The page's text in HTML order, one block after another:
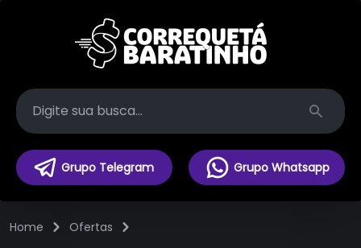
Search
Grupo Telegram Grupo Whatsapp
Home Ofertas